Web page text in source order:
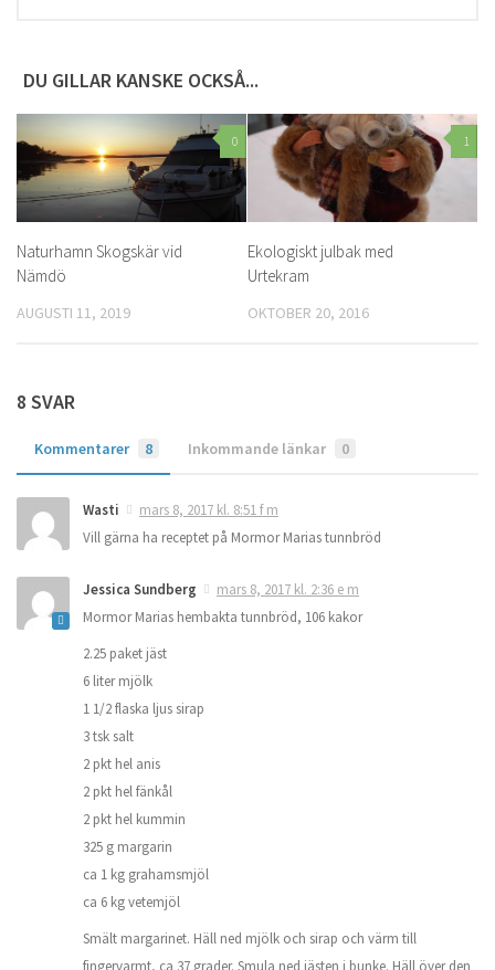
DU GILLAR KANSKE OCKSÅ...
0
Naturhamn Skogskär vid
Nämdö
AUGUSTI 11, 2019
1
Ekologiskt julbak med
Urtekram
OKTOBER 20, 2016
8 SVAR
Kommentarer 8 Inkommande länkar 0
Wasti
mars 8, 2017 kl. 8:51 f m
Vill gärna ha receptet på Mormor Marias tunnbröd
Jessica Sundberg
mars 8, 2017 kl. 2:36 e m
Mormor Marias hembakta tunnbröd, 106 kakor
2.25 paket jäst
6 liter mjölk
1 1/2 flaska ljus sirap
3 tsk salt
2 pkt hel anis
2 pkt hel fänkål
2 pkt hel kummin
325 g margarin
ca 1 kg grahamsmjöl
ca 6 kg vetemjöl
Smält margarinet. Häll ned mjölk och sirap och värm till
fingervarmt, ca 37 grader. Smula ned jästen i bunke. Häll över den